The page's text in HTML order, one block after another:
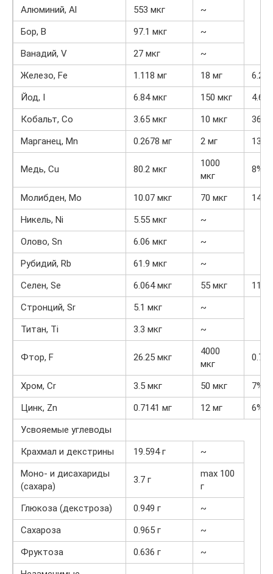
Алюминий, Al
553 мкг
~
Бор, B
97.1 мкг
~
Ванадий, V
27 мкг
~
Железо, Fe
1.118 мг 18 мг
6.2%
Йод, I
6.84 мкг 150 мкг
4.6%
Кобальт, Co
3.65 мкг 10 мкг
Марганец, Mn
0.2678 мг 2 мг
Медь, Cu 80.2 мкг
1000
мкг
8%
Молибден, Mo 10.07 мкг 70 мкг
Никель, Ni
5.55 мкг
~
Олово, Sn
6.06 мкг
~
Рубидий, Rb
61.9 мкг
~
Селен, Se
6.064 мкг 55 мкг
11%
Стронций, Sr
5.1 мкг
~
Титан, Ti
3.3 мкг ~
Фтор, F 26.25 мкг
4000
мкг
0.7%
Хром, Cr 3.5 мкг 50 мкг
7%
Цинк, Zn
0.7141 мг 12 мг
6%
Усвояемые углеводы
Крахмал и декстрины
19.594 г
~
Моно- и дисахариды
(сахара)
3.7 г
max 100
г
Глюкоза (декстроза)
0.949 г
~
Сахароза
0.965 г
~
Фруктоза
0.636 г
~